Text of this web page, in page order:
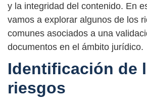
y la integridad del contenido. En
vamos a explorar algunos de los
comunes asociados a una
documentos en el ámbito jurídico.
Identificación de
riesgos